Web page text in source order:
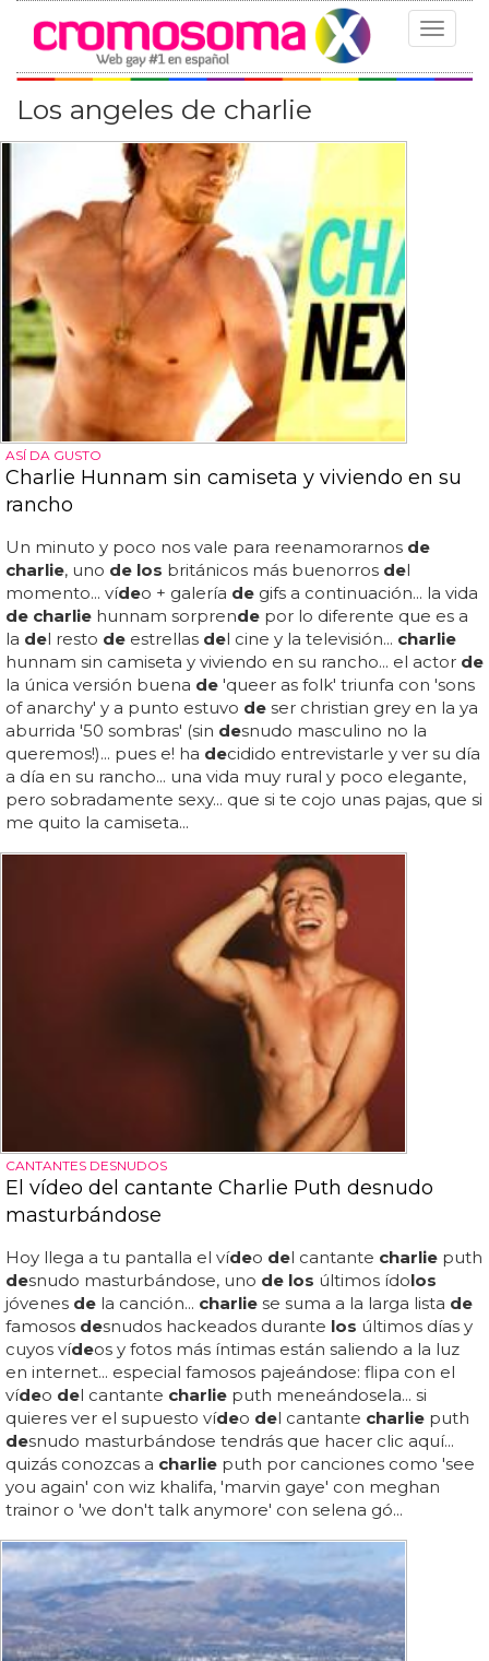
Toggle
Los angeles de charlie
ASÍ DA GUSTO
Charlie Hunnam sin camiseta y viviendo en su
rancho
Un minuto y poco nos vale para reenamorarnos de
charlie, uno de los británicos más buenorros del
momento... vídeo + galería de gifs a continuación... la vida
de charlie hunnam sorprende por lo diferente que es a
la del resto de estrellas del cine y la televisión... charlie
hunnam sin camiseta y viviendo en su rancho... el actor de
la única versión buena de 'queer as folk' triunfa con 'sons
of anarchy' y a punto estuvo de ser christian grey en la ya
aburrida '50 sombras' (sin desnudo masculino no la
queremos!)... pues e! ha decidido entrevistarle y ver su día
a día en su rancho... una vida muy rural y poco elegante,
pero sobradamente sexy... que si te cojo unas pajas, que si
me quito la camiseta...
CANTANTES DESNUDOS
El vídeo del cantante Charlie Puth desnudo
masturbándose
Hoy llega a tu pantalla el vídeo del cantante charlie puth
desnudo masturbándose, uno de los últimos ídolos
jóvenes de la canción... charlie se suma a la larga lista de
famosos desnudos hackeados durante los últimos días y
cuyos vídeos y fotos más íntimas están saliendo a la luz
en internet... especial famosos pajeándose: flipa con el
vídeo del cantante charlie puth meneándosela... si
quieres ver el supuesto vídeo del cantante charlie puth
desnudo masturbándose tendrás que hacer clic aquí...
quizás conozcas a charlie puth por canciones como 'see
you again' con wiz khalifa, 'marvin gaye' con meghan
trainor o 'we don't talk anymore' con selena gó...